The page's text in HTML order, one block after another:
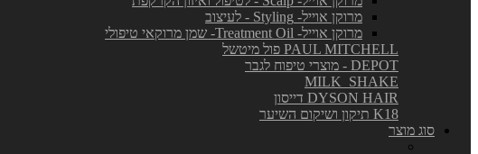
מרוקן אוייל- Styling - לעיצוב
מרוקן אוייל- Treatment Oil- שמן מרוקאי טיפולי
PAUL MITCHELL פול מיטשל
DEPOT - מוצרי טיפוח לגבר
MILK_SHAKE
DYSON HAIR דייסון
K18 תיקון ושיקום השיער
סוג מוצר